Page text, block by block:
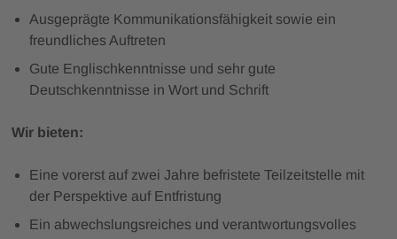
Ausgeprägte Kommunikationsfähigkeit sowie ein
freundliches Auftreten
Gute Englischkenntnisse und sehr gute
Deutschkenntnisse in Wort und Schrift
Wir bieten:
Eine vorerst auf zwei Jahre befristete Teilzeitstelle mit
der Perspektive auf Entfristung
Ein abwechslungsreiches und verantwortungsvolles